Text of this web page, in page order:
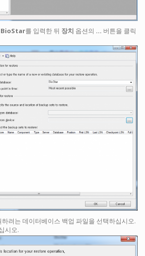
BioStar를 입력한 뒤 장치 옵션의 … 버튼을 클릭
려는 데이터베이스 백업 파일을 선택하십시오.
시오.